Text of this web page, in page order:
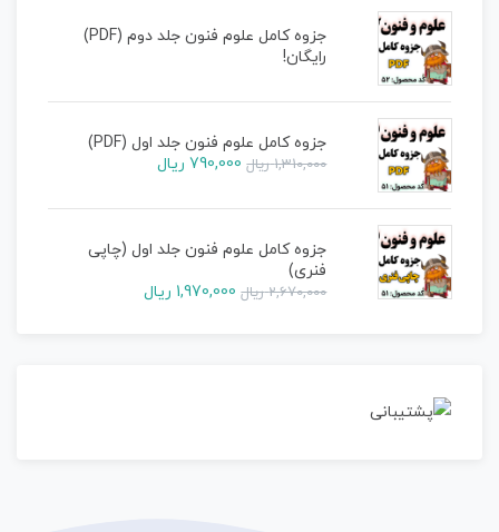
جزوه کامل علوم فنون جلد دوم (PDF)
رایگان!
جزوه کامل علوم فنون جلد اول (PDF)
1,310,000 ریال 790,000 ریال
جزوه کامل علوم فنون جلد اول (چاپی
فنری)
2,670,000 ریال 1,970,000 ریال